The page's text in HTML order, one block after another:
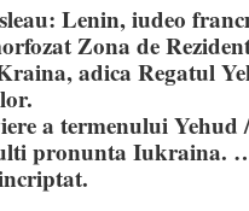
Lenin, iudeo
Zona de
adica Regatul
a termenului Yehud
pronunta Iukraina.